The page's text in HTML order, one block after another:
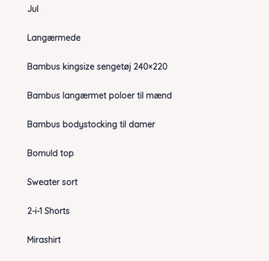
Jul
Langærmede
Bambus kingsize sengetøj 240×220
Bambus langærmet poloer til mænd
Bambus bodystocking til damer
Bomuld top
Sweater sort
2-i-1 Shorts
Mirashirt